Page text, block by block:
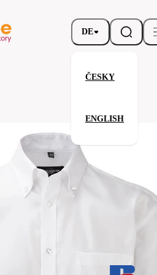
DE
ČESKY
ENGLISH
Classic
Produkte